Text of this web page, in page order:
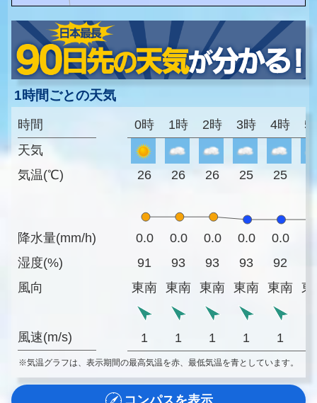
1時間ごとの天気
時間
天気
気温(℃)
降水量(mm/h)
湿度(%)
風向
風速(m/s)
0時 1時 2時 3時 4時 5
26 26 26 25 25
0.0 0.0 0.0 0.0 0.0
91
93 93 93 92
東南
東南 東南 東南 東南 東
1 1 1 1 1
※気温グラフは、表示期間の最高気温を赤、最低気温を青としています。
コンパスを表示